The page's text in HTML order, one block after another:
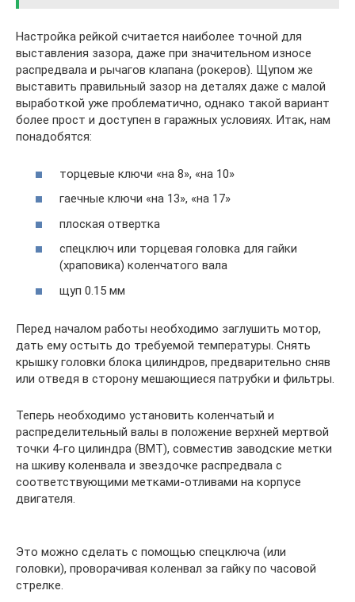
Настройка рейкой считается наиболее точной для
выставления зазора, даже при значительном износе
распредвала и рычагов клапана (рокеров). Щупом же
выставить правильный зазор на деталях даже с малой
выработкой уже проблематично, однако такой вариант
более прост и доступен в гаражных условиях. Итак, нам
понадобятся:
торцевые ключи «на 8», «на 10»
гаечные ключи «на 13», «на 17»
плоская отвертка
спецключ или торцевая головка для гайки
(храповика) коленчатого вала
щуп 0.15 мм
Перед началом работы необходимо заглушить мотор,
дать ему остыть до требуемой температуры. Снять
крышку головки блока цилиндров, предварительно сняв
или отведя в сторону мешающиеся патрубки и фильтры.
Теперь необходимо установить коленчатый и
распределительный валы в положение верхней мертвой
точки 4-го цилиндра (ВМТ), совместив заводские метки
на шкиву коленвала и звездочке распредвала с
соответствующими метками-отливами на корпусе
двигателя.
Это можно сделать с помощью спецключа (или
головки), проворачивая коленвал за гайку по часовой
стрелке.